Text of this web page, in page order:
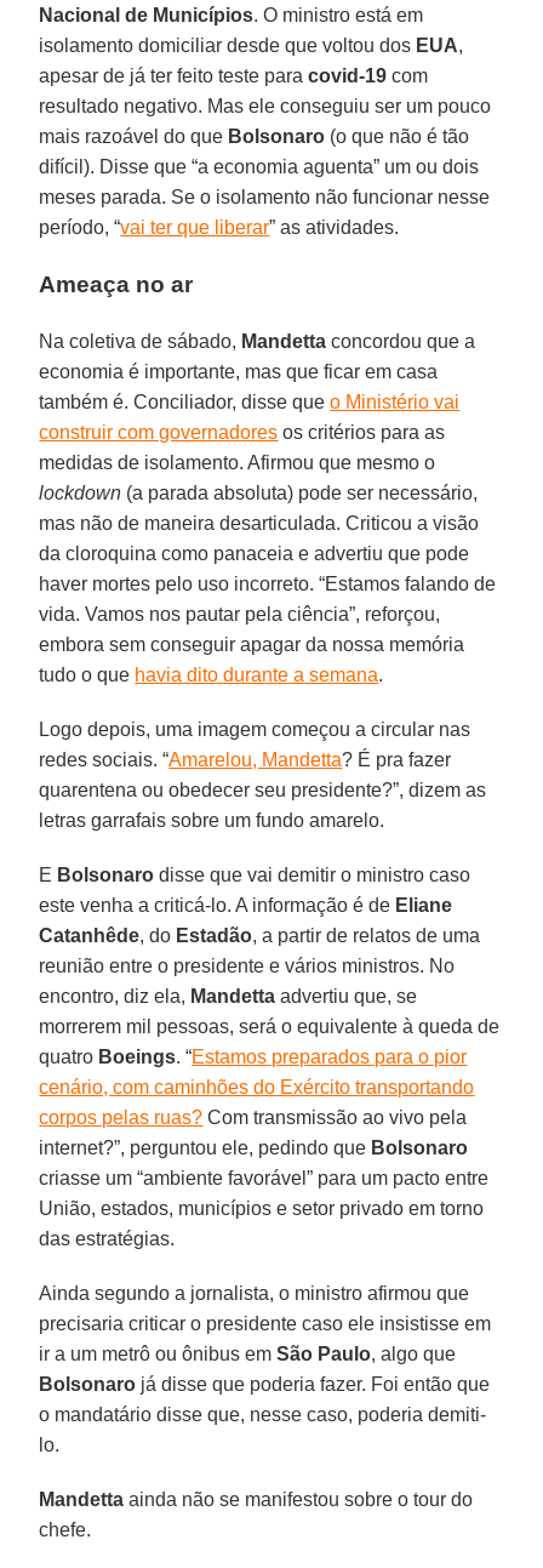
Nacional de Municípios. O ministro está em
isolamento domiciliar desde que voltou dos EUA,
apesar de já ter feito teste paracovid-19 com
resultado negativo. Mas ele conseguiu ser um pouco
mais razoável do que Bolsonaro (o que não é tão
difícil). Disse que “a economia aguenta” um ou dois
meses parada. Se o isolamento não funcionar nesse
período, “vai ter que liberar” as atividades.
Ameaça no ar
Na coletiva de sábado, Mandetta concordou que a
economia é importante, mas que ficar em casa
também é. Conciliador, disse queo Ministério vai
construir com governadores os critérios para as
medidas de isolamento. Afirmou que mesmo o
lockdown (a parada absoluta) pode ser necessário,
mas não de maneira desarticulada. Criticou a visão
da cloroquina como panaceia e advertiu que pode
haver mortes pelo uso incorreto. “Estamos falando de
vida. Vamos nos pautar pela ciência”, reforçou,
embora sem conseguir apagar da nossa memória
tudo o que havia dito durante a semana.
Logo depois, uma imagem começou a circular nas
redes sociais. “Amarelou, Mandetta? É pra fazer
quarentena ou obedecer seu presidente?”, dizem as
letras garrafais sobre um fundo amarelo.
E Bolsonaro disse que vai demitir o ministro caso
este venha a criticá-lo. A informação é de Eliane
Catanhêde, do Estadão, a partir de relatos de uma
reunião entre o presidente e vários ministros. No
encontro, diz ela, Mandetta advertiu que, se
morrerem mil pessoas, será o equivalente à queda de
quatro Boeings. “Estamos preparados para o pior
cenário, com caminhões do Exército transportando
corpos pelas ruas? Com transmissão ao vivo pela
internet?”, perguntou ele, pedindo que Bolsonaro
criasse um “ambiente favorável” para um pacto entre
União, estados, municípios e setor privado em torno
das estratégias.
Ainda segundo a jornalista, o ministro afirmou que
precisaria criticar o presidente caso ele insistisse em
ir a um metrô ou ônibus emSão Paulo, algo que
Bolsonaro já disse que poderia fazer. Foi então que
o mandatário disse que, nesse caso, poderia demiti-
lo.
Mandetta ainda não se manifestou sobre o tour do
chefe.